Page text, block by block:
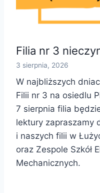
Filia nr 3
3 sierpnia, 2026
W najbliższych
Filii nr 3 na osiedlu
7 sierpnia filia
lektury zapraszamy
i naszych filii w
oraz Zespole Szkół
Mechanicznych.